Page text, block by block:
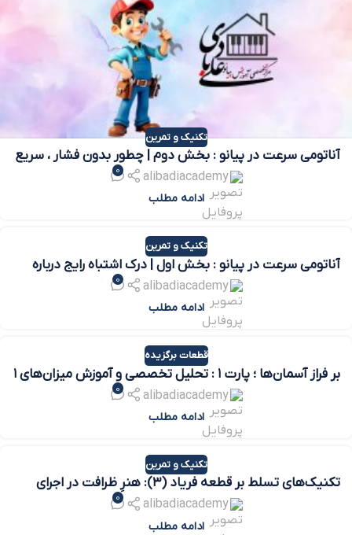
تکنیک و تمرین
آناتومی سرعت در پیانو : بخش دوم | چطور بدون فشار ، سریع
alibadiacademy
0
ادامه مطلب
تکنیک و تمرین
آناتومی سرعت در پیانو : بخش اول | درک اشتباه رایج درباره
alibadiacademy
0
ادامه مطلب
قطعات برگزیده
بر فراز آسمان‌ها ؛ پارت ۱ : تحلیل تخصصی و آموزش میزان‌های ۱
alibadiacademy
0
ادامه مطلب
تکنیک و تمرین
تکنیک‌های تسلط بر قطعه فریاد (۳): هنرِ ظرافت در اجرای
alibadiacademy
0
ادامه مطلب